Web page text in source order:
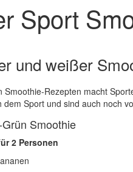
Sport
und weißer
Smoothie-Rezepten macht
dem Sport und sind auch noch
Smoothie
2 Personen